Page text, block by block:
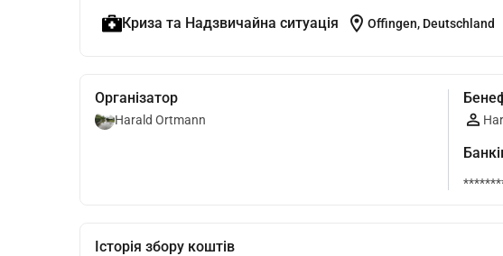
Криза та Надзвичайна ситуація location_on Offingen, Deutschland
Організатор
Harald Ortmann
Історія збору коштів